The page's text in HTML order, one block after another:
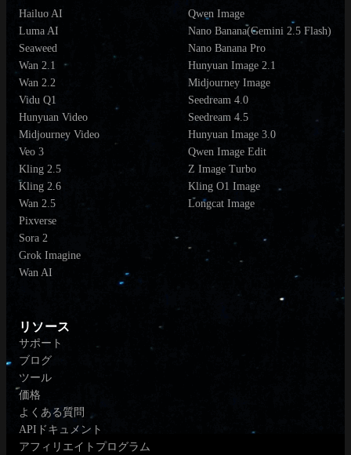
Hailuo AI
Luma AI
Seaweed
Wan 2.1
Wan 2.2
Vidu Q1
Hunyuan Video
Midjourney Video
Veo 3
Kling 2.5
Kling 2.6
Wan 2.5
Pixverse
Sora 2
Grok Imagine
Wan AI
Qwen Image
Nano Banana(Gemini 2.5 Flash)
Nano Banana Pro
Hunyuan Image 2.1
Midjourney Image
Seedream 4.0
Seedream 4.5
Hunyuan Image 3.0
Qwen Image Edit
Z Image Turbo
Kling O1 Image
Longcat Image
リソース
サポート
ブログ
ツール
価格
よくある質問
APIドキュメント
アフィリエイトプログラム